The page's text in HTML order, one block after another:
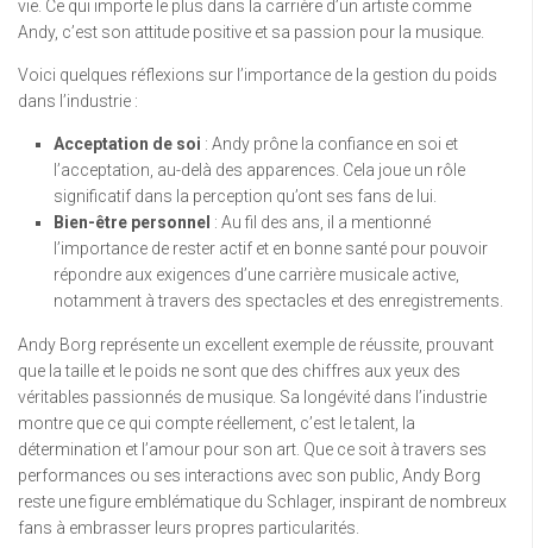
vie. Ce qui importe le plus dans la carrière d’un artiste comme
Andy, c’est son attitude positive et sa passion pour la musique.
Voici quelques réflexions sur l’importance de la gestion du poids
dans l’industrie :
Acceptation de soi : Andy prône la confiance en soi et
l’acceptation, au-delà des apparences. Cela joue un rôle
significatif dans la perception qu’ont ses fans de lui.
Bien-être personnel : Au fil des ans, il a mentionné
l’importance de rester actif et en bonne santé pour pouvoir
répondre aux exigences d’une carrière musicale active,
notamment à travers des spectacles et des enregistrements.
Andy Borg représente un excellent exemple de réussite, prouvant
que la taille et le poids ne sont que des chiffres aux yeux des
véritables passionnés de musique. Sa longévité dans l’industrie
montre que ce qui compte réellement, c’est le talent, la
détermination et l’amour pour son art. Que ce soit à travers ses
performances ou ses interactions avec son public, Andy Borg
reste une figure emblématique du Schlager, inspirant de nombreux
fans à embrasser leurs propres particularités.